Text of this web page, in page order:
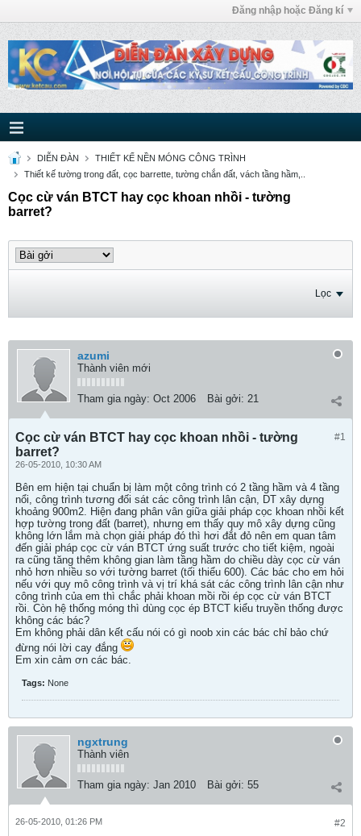
Đăng nhập hoặc Đăng kí
DIỄN ĐÀN
THIẾT KẾ NỀN MÓNG CÔNG TRÌNH
Thiết kế tường trong đất, cọc barrette, tường chắn đất, vách tầng hầm,..
Cọc cừ ván BTCT hay cọc khoan nhồi - tường
barret?
Lọc
azumi
Thành viên mới
Tham gia ngày: Oct 2006 Bài gởi: 21
#1
Cọc cừ ván BTCT hay cọc khoan nhồi - tường
barret?
26-05-2010, 10:30 AM
Bên em hiện tại chuẩn bị làm một công trình có 2 tầng hầm và 4 tầng
nổi, công trình tương đối sát các công trình lân cận, DT xây dựng
khoảng 900m2. Hiện đang phân vân giữa giải pháp cọc khoan nhồi kết
hợp tường trong đất (barret), nhưng em thấy quy mô xây dựng cũng
không lớn lắm mà chọn giải pháp đó thì hơi đắt đỏ nên em quan tâm
đến giải pháp cọc cừ ván BTCT ứng suất trước cho tiết kiệm, ngoài
ra cũng tăng thêm không gian làm tầng hầm do chiều dày cọc cừ ván
nhỏ hơn nhiều so với tường barret (tối thiểu 600). Các bác cho em hỏi
nếu với quy mô công trình và vị trí khá sát các công trình lân cận như
công trình của em thì chắc phải khoan mồi rồi ép cọc cừ ván BTCT
rồi. Còn hệ thống móng thì dùng cọc ép BTCT kiểu truyền thống được
không các bác?
Em không phải dân kết cấu nói có gì noob xin các bác chỉ bảo chứ
đừng nói lời cay đắng
Em xin cảm ơn các bác.
Tags: None
ngxtrung
Thành viên
Tham gia ngày: Jan 2010 Bài gởi: 55
#2
26-05-2010, 01:26 PM